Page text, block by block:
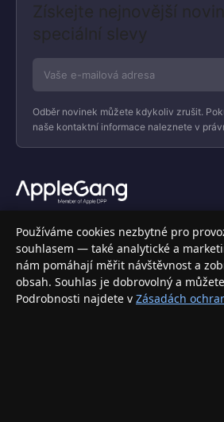
Získejte nejnovější
speciální slevy
Odběr novinek můžete kdykoliv zrušit.
naše kontaktní informace naleznete v
Váš specializovaný obchod s Apple
elektronikou. Nakupujte bezpečně a s
INFORMACE
Doprava a doručení
Používáme cookies nezbytné pro
souhlasem — také analytické a
nám pomáhají měřit návštěvnost a
obsah. Souhlas je dobrovolný a
Podrobnosti najdete v Zásadách